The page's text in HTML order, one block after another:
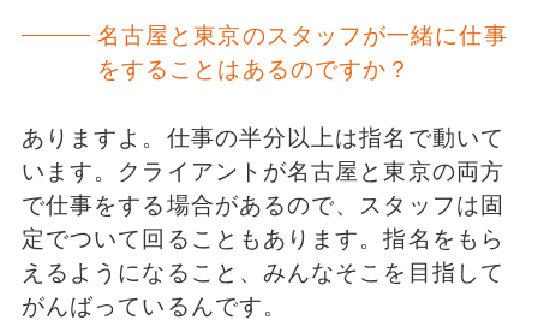
名古屋と東京のスタッフが一緒に仕事
をすることはあるのですか？
ありますよ。仕事の半分以上は指名で動いて
います。クライアントが名古屋と東京の両方
で仕事をする場合があるので、スタッフは固
定でついて回ることもあります。指名をもら
えるようになること、みんなそこを目指して
がんばっているんです。